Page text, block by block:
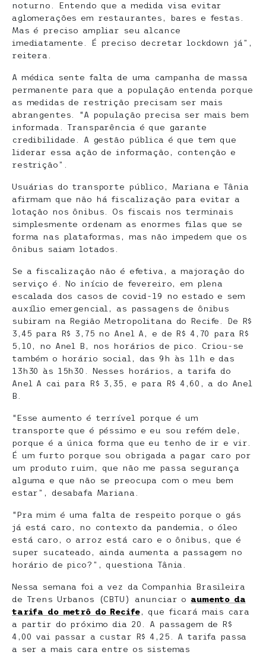
noturno. Entendo que a medida visa evitar
aglomerações em restaurantes, bares e festas.
Mas é preciso ampliar seu alcance
imediatamente. É preciso decretar lockdown já”,
reitera.
A médica sente falta de uma campanha de massa
permanente para que a população entenda porque
as medidas de restrição precisam ser mais
abrangentes. “A população precisa ser mais bem
informada. Transparência é que garante
credibilidade. A gestão pública é que tem que
liderar essa ação de informação, contenção e
restrição”.
Usuárias do transporte público, Mariana e Tânia
afirmam que não há fiscalização para evitar a
lotação nos ônibus. Os fiscais nos terminais
simplesmente ordenam as enormes filas que se
forma nas plataformas, mas não impedem que os
ônibus saiam lotados.
Se a fiscalização não é efetiva, a majoração do
serviço é. No início de fevereiro, em plena
escalada dos casos de covid-19 no estado e sem
auxílio emergencial, as passagens de ônibus
subiram na Região Metropolitana do Recife. De R$
3,45 para R$ 3,75 no Anel A, e de R$ 4,70 para R$
5,10, no Anel B, nos horários de pico. Criou-se
também o horário social, das 9h às 11h e das
13h30 às 15h30. Nesses horários, a tarifa do
Anel A cai para R$ 3,35, e para R$ 4,60, a do Anel
B.
“Esse aumento é terrível porque é um
transporte que é péssimo e eu sou refém dele,
porque é a única forma que eu tenho de ir e vir.
É um furto porque sou obrigada a pagar caro por
um produto ruim, que não me passa segurança
alguma e que não se preocupa com o meu bem
estar”, desabafa Mariana.
“Pra mim é uma falta de respeito porque o gás
já está caro, no contexto da pandemia, o óleo
está caro, o arroz está caro e o ônibus, que é
super sucateado, ainda aumenta a passagem no
horário de pico?”, questiona Tânia.
Nessa semana foi a vez da Companhia Brasileira
de Trens Urbanos (CBTU) anunciar o aumento da
tarifa do metrô do Recife, que ficará mais cara
a partir do próximo dia 20. A passagem de R$
4,00 vai passar a custar R$ 4,25. A tarifa passa
a ser a mais cara entre os sistemas